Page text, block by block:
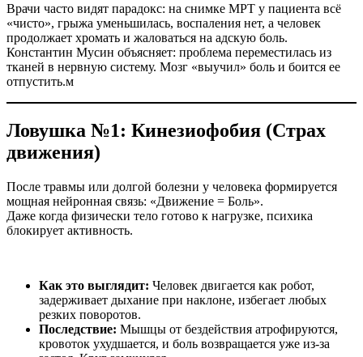
Врачи часто видят парадокс: на снимке МРТ у пациента всё
«чисто», грыжа уменьшилась, воспаления нет, а человек
продолжает хромать и жаловаться на адскую боль.
Константин Мусин объясняет: проблема переместилась из
тканей в нервную систему. Мозг «выучил» боль и боится ее
отпустить.м
Ловушка №1: Кинезиофобия (Страх
движения)
После травмы или долгой болезни у человека формируется
мощная нейронная связь: «Движение = Боль».
Даже когда физически тело готово к нагрузке, психика
блокирует активность.
Как это выглядит: Человек двигается как робот,
задерживает дыхание при наклоне, избегает любых
резких поворотов.
Последствие: Мышцы от бездействия атрофируются,
кровоток ухудшается, и боль возвращается уже из-за